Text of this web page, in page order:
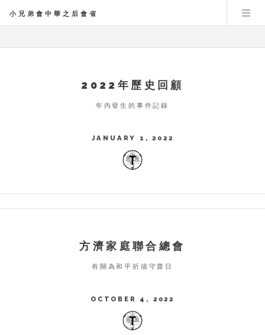
小兄弟會中華之后會省
2022年歷史回顧
年內發生的事件記錄
JANUARY 1, 2022
方濟家庭聯合總會
有關為和平祈禱守齋日
OCTOBER 4, 2022